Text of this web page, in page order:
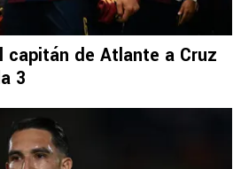
capitán de Atlante a Cruz
3